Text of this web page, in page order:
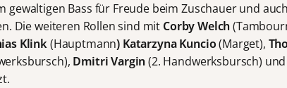
gewaltigen Bass für Freude beim Zuschauer und auch
Die weiteren Rollen sind mit Corby Welch
Klink(Hauptmann) Katarzyna Kuncio(Marget),
Dmitri Vargin(2. Handwerksbursch) und